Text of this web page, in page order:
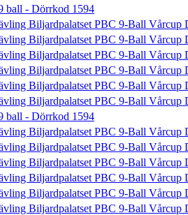
ball - Dörrkod 1594
Biljardpalatset PBC 9-Ball Vårcup
Biljardpalatset PBC 9-Ball Vårcup
Biljardpalatset PBC 9-Ball Vårcup
Biljardpalatset PBC 9-Ball Vårcup
Biljardpalatset PBC 9-Ball Vårcup
Biljardpalatset PBC 9-Ball Vårcup
ball - Dörrkod 1594
Biljardpalatset PBC 9-Ball Vårcup
Biljardpalatset PBC 9-Ball Vårcup
Biljardpalatset PBC 9-Ball Vårcup
Biljardpalatset PBC 9-Ball Vårcup
Biljardpalatset PBC 9-Ball Vårcup
Biljardpalatset PBC 9-Ball Vårcup